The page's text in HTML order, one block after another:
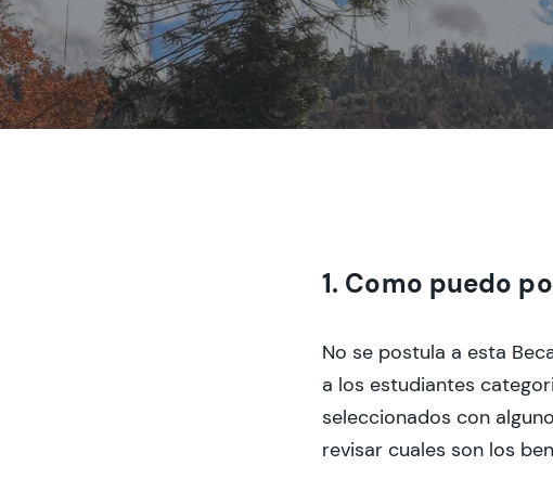
1. Como puedo
No se postula a esta
a los estudiantes
seleccionados con
revisar cuales son los